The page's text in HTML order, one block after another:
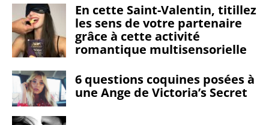
En cette Saint-Valentin, titillez
les sens de votre partenaire
grâce à cette activité
romantique multisensorielle
6 questions coquines posées à
une Ange de Victoria’s Secret